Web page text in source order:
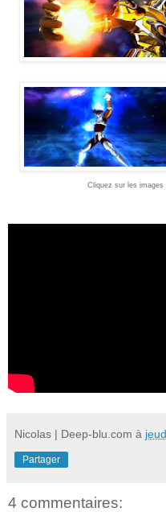
Cliquez sur les
Nicolas | Deep-blu.com à
Partager
4 commentaires: